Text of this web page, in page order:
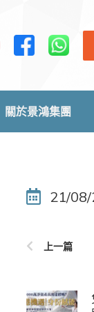
關於景鴻集團
21/
上一篇